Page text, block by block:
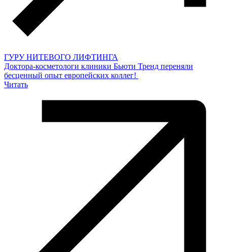
ГУРУ НИТЕВОГО ЛИФТИНГА
Доктора-косметологи клиники Бьюти Тренд переняли
бесценный опыт европейских коллег!
Читать